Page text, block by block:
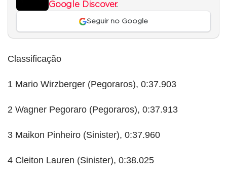
Google Discover.
Seguir no Google
Classificação
1 Mario Wirzberger (Pegoraros), 0:37.903
2 Wagner Pegoraro (Pegoraros), 0:37.913
3 Maikon Pinheiro (Sinister), 0:37.960
4 Cleiton Lauren (Sinister), 0:38.025